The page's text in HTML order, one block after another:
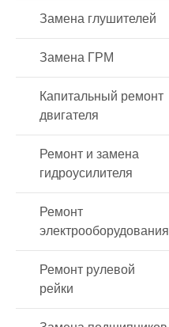
Замена глушителей
Замена ГРМ
Капитальный ремонт
двигателя
Ремонт и замена
гидроусилителя
Ремонт
электрооборудования
Ремонт рулевой
рейки